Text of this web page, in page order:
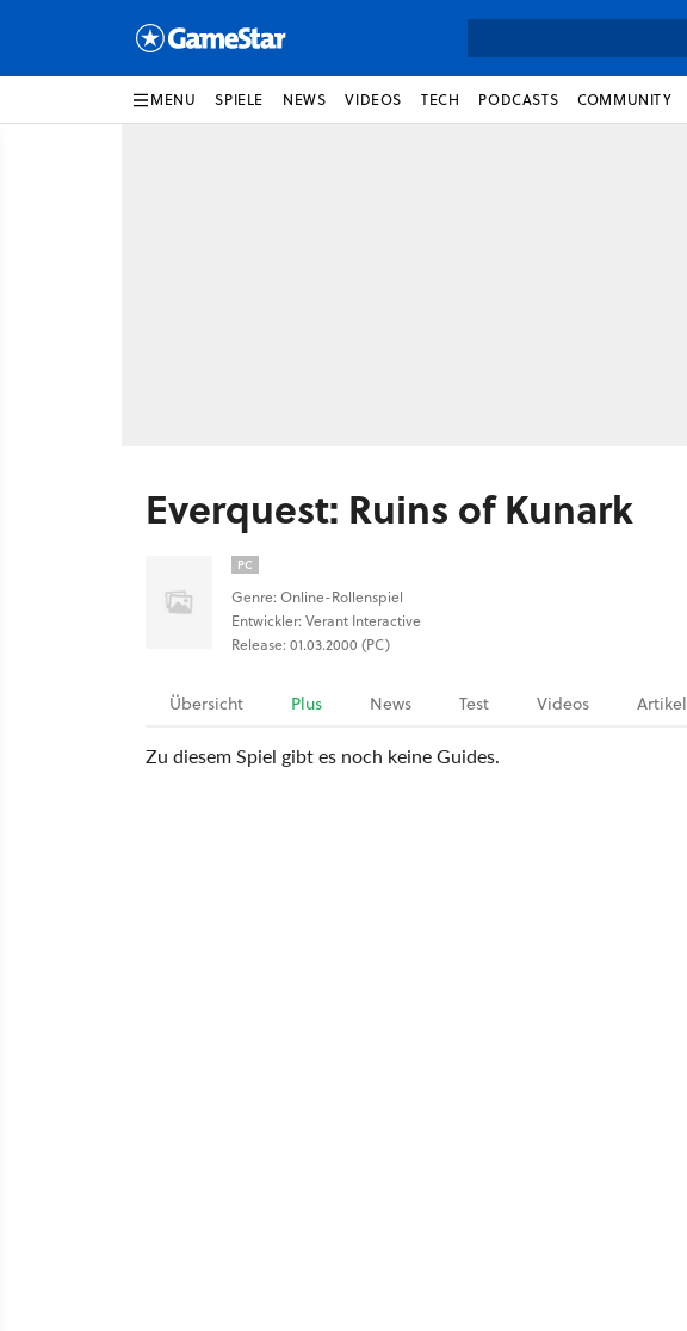
MENU SPIELE NEWS VIDEOS TECH PODCASTS COMMUNITY
Everquest: Ruins of Kunark
PC
Genre: Online-Rollenspiel
Entwickler: Verant Interactive
Release: 01.03.2000 (PC)
Übersicht Plus News Test Videos Artikel
Zu diesem Spiel gibt es noch keine Guides.